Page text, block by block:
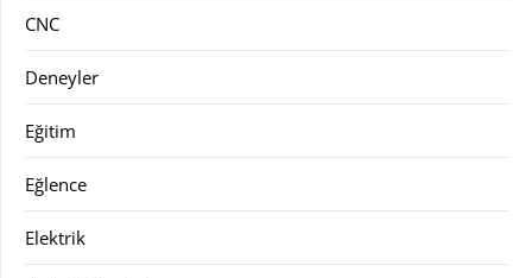
CNC
Deneyler
Eğitim
Eğlence
Elektrik